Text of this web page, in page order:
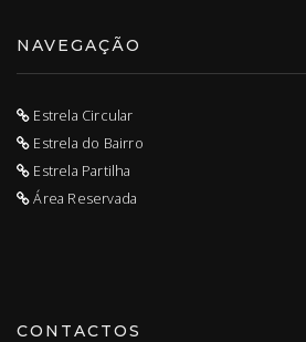
NAVEGAÇÃO
Estrela Circular
Estrela do Bairro
Estrela Partilha
Área Reservada
CONTACTOS